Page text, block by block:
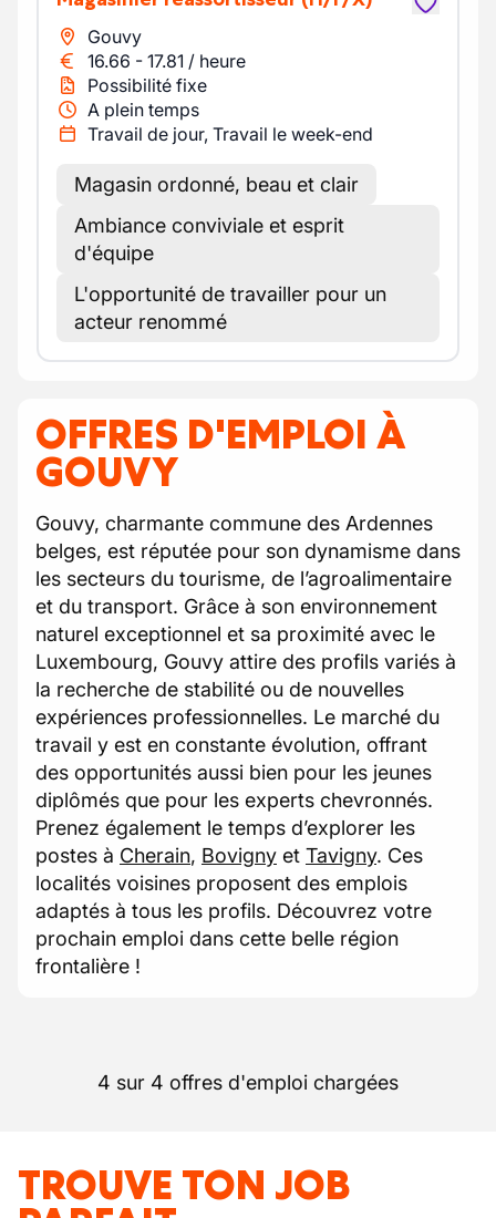
Gouvy
16.66 - 17.81 / heure
Possibilité fixe
A plein temps
Travail de jour, Travail le week-end
Magasin ordonné, beau et clair
Ambiance conviviale et esprit
d'équipe
L'opportunité de travailler pour un
acteur renommé
OFFRES D'EMPLOI À
GOUVY
Gouvy, charmante commune des Ardennes
belges, est réputée pour son dynamisme dans
les secteurs du tourisme, de l’agroalimentaire
et du transport. Grâce à son environnement
naturel exceptionnel et sa proximité avec le
Luxembourg, Gouvy attire des profils variés à
la recherche de stabilité ou de nouvelles
expériences professionnelles. Le marché du
travail y est en constante évolution, offrant
des opportunités aussi bien pour les jeunes
diplômés que pour les experts chevronnés.
Prenez également le temps d’explorer les
postes à Cherain, Bovigny et Tavigny. Ces
localités voisines proposent des emplois
adaptés à tous les profils. Découvrez votre
prochain emploi dans cette belle région
frontalière !
4 sur 4 offres d'emploi chargées
TROUVE TON JOB